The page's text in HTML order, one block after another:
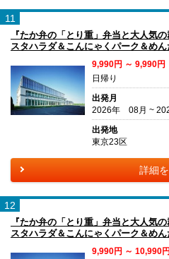
11
『たか弁の「とり重」弁当と大人気
スタハラダ＆こんにゃくパーク＆め
9,990円 ～ 9,990円
日帰り
出発月
2026年 08月 ~
出発地
東京23区
詳細
12
『たか弁の「とり重」弁当と大人気
スタハラダ＆こんにゃくパーク＆め
9,990円 ～ 10,990円